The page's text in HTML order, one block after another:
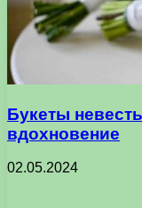
Букеты
вдохновение
02.05.2024